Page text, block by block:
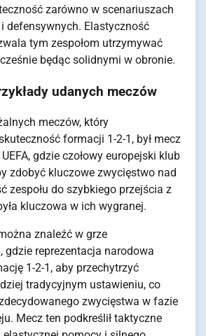
zarówno w scenariuszach
defensywnych. Elastyczność
tym zespołom utrzymywać
będąc solidnymi w obronie.
udanych meczów
meczów, który
formacji 1-2-1, był mecz
gdzie czołowy europejski klub
zdobyć kluczowe zwycięstwo nad
zespołu do szybkiego przejścia z
kluczowa w ich wygranej.
znaleźć w grze
gdzie reprezentacja narodowa
1-2-1, aby przechytrzyć
tradycyjnym ustawieniu, co
zwycięstwa w fazie
Mecz ten podkreślił taktyczne